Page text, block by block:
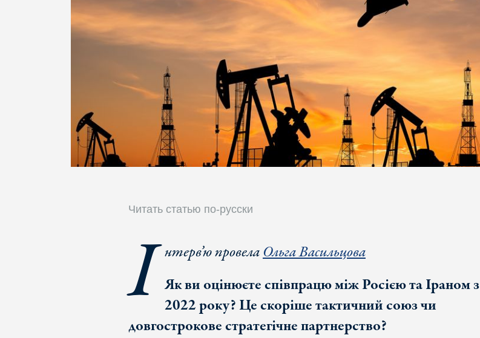
Читать статью по-русски
І нтерв’ю провелаОльга Васильцова
Як ви оцінюєте співпрацю між Росією та Іраном з
2022 року? Це скоріше тактичний союз чи
довгострокове стратегічне партнерство?